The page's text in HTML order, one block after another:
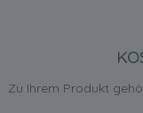
Zu Ihrem Produkt